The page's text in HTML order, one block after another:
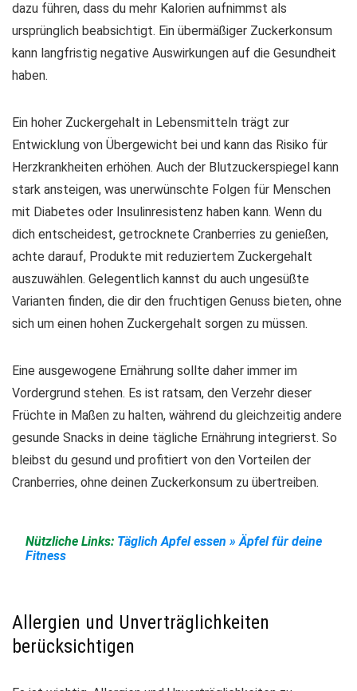
dazu führen, dass du mehr Kalorien aufnimmst als
ursprünglich beabsichtigt. Ein übermäßiger Zuckerkonsum
kann langfristig negative Auswirkungen auf die Gesundheit
haben.
Ein hoher Zuckergehalt in Lebensmitteln trägt zur
Entwicklung von Übergewicht bei und kann das Risiko für
Herzkrankheiten erhöhen. Auch der Blutzuckerspiegel kann
stark ansteigen, was unerwünschte Folgen für Menschen
mit Diabetes oder Insulinresistenz haben kann. Wenn du
dich entscheidest, getrocknete Cranberries zu genießen,
achte darauf, Produkte mit reduziertem Zuckergehalt
auszuwählen. Gelegentlich kannst du auch ungesüßte
Varianten finden, die dir den fruchtigen Genuss bieten, ohne
sich um einen hohen Zuckergehalt sorgen zu müssen.
Eine ausgewogene Ernährung sollte daher immer im
Vordergrund stehen. Es ist ratsam, den Verzehr dieser
Früchte in Maßen zu halten, während du gleichzeitig andere
gesunde Snacks in deine tägliche Ernährung integrierst. So
bleibst du gesund und profitiert von den Vorteilen der
Cranberries, ohne deinen Zuckerkonsum zu übertreiben.
Nützliche Links: Täglich Apfel essen » Äpfel für deine
Fitness
Allergien und Unverträglichkeiten
berücksichtigen